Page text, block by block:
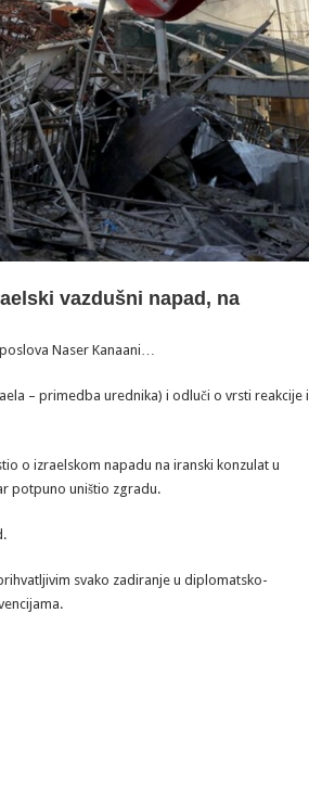
vazdušni napad, na
Naser Kanaani…
– primedba urednika) i odluči o vrsti reakcije i
o izraelskom napadu na iranski konzulat u
potpuno uništio zgradu.
svako zadiranje u diplomatsko-